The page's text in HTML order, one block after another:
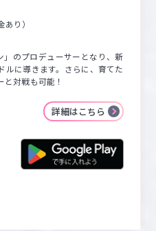
り）
」のプロデューサーとなり、新
ルに導きます。さらに、育てた
対戦も可能！
詳細はこちら